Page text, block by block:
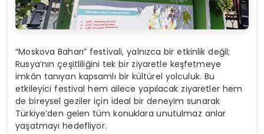
“Moskova Baharı” festivali, yalnızca bir etkinlik değil;
Rusya’nın çeşitliliğini tek bir ziyaretle keşfetmeye
imkân tanıyan kapsamlı bir kültürel yolculuk. Bu
etkileyici festival hem ailece yapılacak ziyaretler hem
de bireysel geziler için ideal bir deneyim sunarak
Türkiye’den gelen tüm konuklara unutulmaz anlar
yaşatmayı hedefliyor.